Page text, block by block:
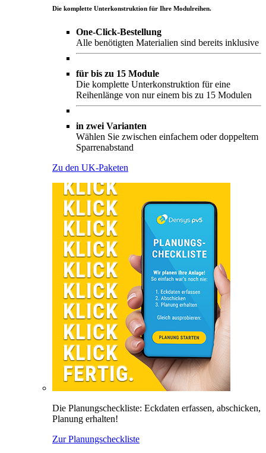
Die komplette Unterkonstruktion für Ihre Modulreihen.
One-Click-Bestellung
Alle benötigten Materialien sind bereits inklusive
für bis zu 15 Module
Die komplette Unterkonstruktion für eine
Reihenlänge von nur einem bis zu 15 Modulen
in zwei Varianten
Wählen Sie zwischen einfachem oder doppeltem
Sparrenabstand
Zu den UK-Paketen
Die Planungscheckliste: Eckdaten erfassen, abschicken,
Planung erhalten!
Zur Planungscheckliste